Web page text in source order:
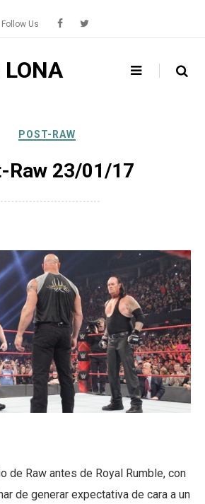
Follow Us
POST-RAW
Raw 23/01/17
de Raw antes de Royal Rumble, con
de generar expectativa de cara a un